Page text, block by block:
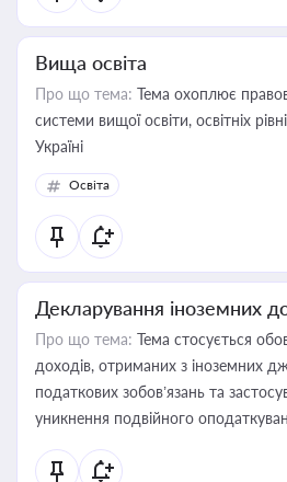
Вища освіта
Про що тема: Тема охоплює
системи вищої освіти, освітніх
Україні
Освіта
Декларування іноземних
Про що тема: Тема стосується
доходів, отриманих з іноземних
податкових зобов’язань та
уникнення подвійного